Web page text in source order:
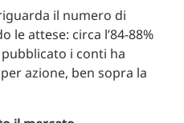
il numero di
le attese: circa l’84-88%
i conti ha
azione, ben sopra la